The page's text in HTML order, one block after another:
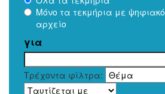
Μόνο τα τεκμήρια με ψηφιακό
αρχείο
για
Τρέχοντα φίλτρα: